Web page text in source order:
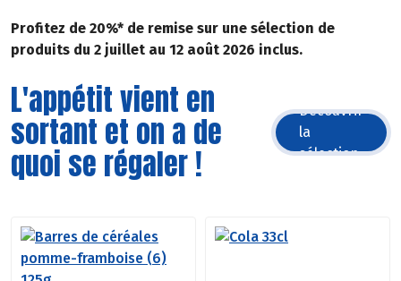
Profitez de 20%* de remise sur une sélection de
produits du 2 juillet au 12 août 2026 inclus.
L'appétit vient en
sortant et on a de
quoi se régaler !
Découvrir
la
sélection